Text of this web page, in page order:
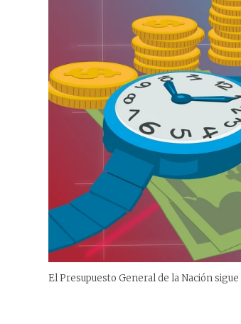
El Presupuesto General de la Nación